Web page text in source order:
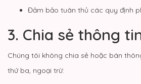
Đảm bảo tuân thủ các quy định
3. Chia sẻ thông
Chúng tôi không chia sẻ hoặc bán
thứ ba, ngoại trừ: